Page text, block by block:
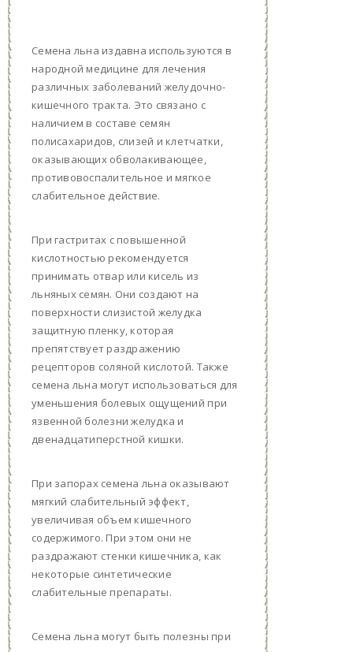
Семена льна издавна используются в
народной медицине для лечения
различных заболеваний желудочно-
кишечного тракта. Это связано с
наличием в составе семян
полисахаридов, слизей и клетчатки,
оказывающих обволакивающее,
противовоспалительное и мягкое
слабительное действие.
При гастритах с повышенной
кислотностью рекомендуется
принимать отвар или кисель из
льняных семян. Они создают на
поверхности слизистой желудка
защитную пленку, которая
препятствует раздражению
рецепторов соляной кислотой. Также
семена льна могут использоваться для
уменьшения болевых ощущений при
язвенной болезни желудка и
двенадцатиперстной кишки.
При запорах семена льна оказывают
мягкий слабительный эффект,
увеличивая объем кишечного
содержимого. При этом они не
раздражают стенки кишечника, как
некоторые синтетические
слабительные препараты.
Семена льна могут быть полезны при